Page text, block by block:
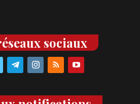
sociaux